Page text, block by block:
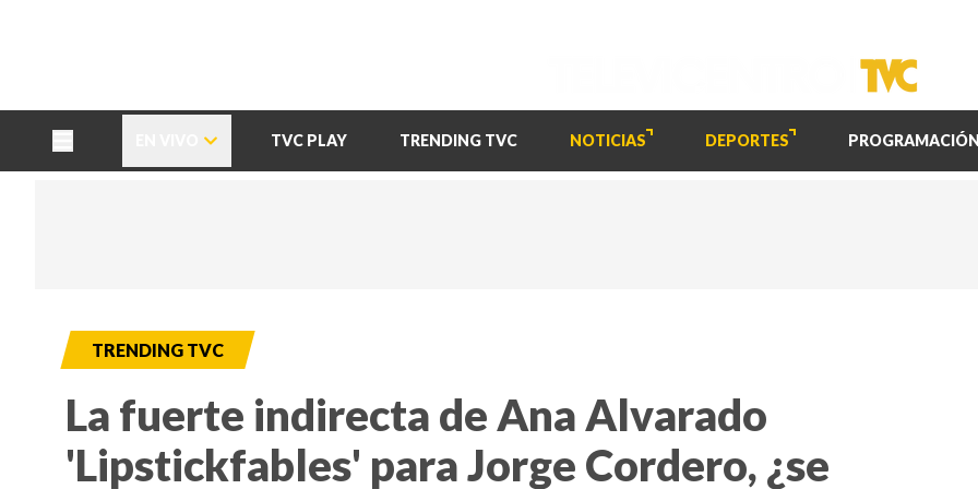
TVC PLAY TRENDING TVC NOTICIAS DEPORTES PROGRAMACIÓN
TRENDING TVC
La fuerte indirecta de Ana Alvarado
'Lipstickfables' para Jorge Cordero, ¿se